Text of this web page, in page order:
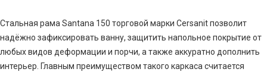
Стальная рама Santana 150 торговой марки Cersanit позволит
надёжно зафиксировать ванну, защитить напольное покрытие от
любых видов деформации и порчи, а также аккуратно дополнить
интерьер. Главным преимуществом такого каркаса считается